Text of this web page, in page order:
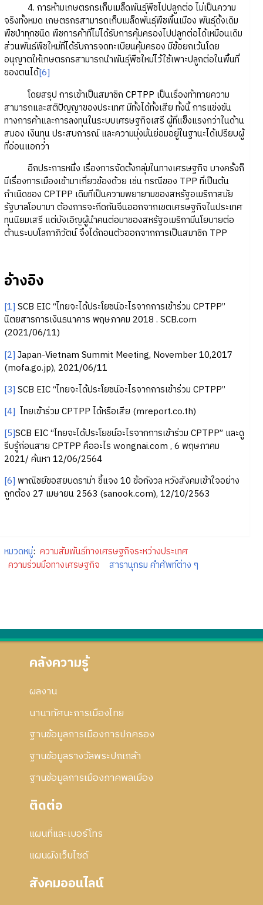
4. การห้ามเกษตรกรเก็บเมล็ดพันธุ์พืชไปปลูกต่อ ไม่เป็นความ
จริงทั้งหมด เกษตรกรสามารถเก็บเมล็ดพันธุ์พืชพื้นเมือง พันธุ์ดั้งเดิม
พืชป่าทุกชนิด พืชการค้าที่ไม่ได้รับการคุ้มครองไปปลูกต่อได้เหมือนเดิม
ส่วนพันธ์พืชใหม่ที่ได้รับการจดทะเบียนคุ้มครอง มีข้อยกเว้นโดย
อนุญาตให้เกษตรกรสามารถนำพันธุ์พืชใหม่ไว้ใช้เพาะปลูกต่อในพื้นที่
ของตนได้[6]
โดยสรุป การเข้าเป็นสมาชิก CPTPP เป็นเรื่องท้าทายความ
สามารถและสติปัญญาของประเทศ มีทั้งได้ทั้งเสีย ทั้งนี้ การแข่งขัน
ทางการค้าและการลงทุนในระบบเศรษฐกิจเสรี ผู้ที่แข็งแรงกว่าในด้าน
สมอง เงินทุน ประสบการณ์ และความมุ่งมั่นย่อมอยู่ในฐานะได้เปรียบผู้
ที่อ่อนแอกว่า
อีกประการหนึ่ง เรื่องการจัดตั้งกลุ่มในทางเศรษฐกิจ บางครั้งก็
มีเรื่องการเมืองเข้ามาเกี่ยวข้องด้วย เช่น กรณีของ TPP ที่เป็นต้น
กำเนิดของ CPTPP เดิมทีเป็นความพยายามของสหรัฐอเมริกาสมัย
รัฐบาลโอบามา ต้องการจะกีดกันจีนออกจากเขตเศรษฐกิจในประเทศ
ทุนนิยมเสรี แต่บังเอิญผู้นำคนต่อมาของสหรัฐอเมริกามีนโยบายต่อ
ต้านระบบโลกาภิวัตน์ จึงได้ถอนตัวออกจากการเป็นสมาชิก TPP
อ้างอิง
[1] SCB EIC “ไทยจะได้ประโยชน์อะไรจากการเข้าร่วม CPTPP”
นิตยสารการเงินธนาคาร พฤษภาคม 2018 . SCB.com
(2021/06/11)
[2] Japan-Vietnam Summit Meeting, November 10,2017
(mofa.go.jp), 2021/06/11
[3] SCB EIC “ไทยจะได้ประโยชน์อะไรจากการเข้าร่วม CPTPP”
[4] ไทยเข้าร่วม CPTPP ได้หรือเสีย (mreport.co.th)
[5]SCB EIC “ไทยจะได้ประโยชน์อะไรจากการเข้าร่วม CPTPP” และดู
รีบรู้ก่อนสาย CPTPP คืออะไร wongnai.com , 6 พฤษภาคม
2021/ ค้นหา 12/06/2564
[6] พาณิชย์ขอสยบดราม่า ชี้แจง 10 ข้อกังวล หวังสังคมเข้าใจอย่าง
ถูกต้อง 27 เมษายน 2563 (sanook.com), 12/10/2563
หมวดหมู่: ความสัมพันธ์ทางเศรษฐกิจระหว่างประเทศ
ความร่วมมือทางเศรษฐกิจ
สารานุกรม คำศัพท์ต่าง ๆ
คลังความรู้
ผลงาน
นานาทัศนะการเมืองไทย
ฐานข้อมูลการเมืองการปกครอง
ฐานข้อมูลรางวัลพระปกเกล้า
ฐานข้อมูลการเมืองภาคพลเมือง
ติดต่อ
แผนที่และเบอร์โทร
แผนผังเว็บไซด์
สังคมออนไลน์